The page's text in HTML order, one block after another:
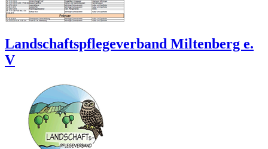
Landschaftspflegeverband Miltenberg e.
V